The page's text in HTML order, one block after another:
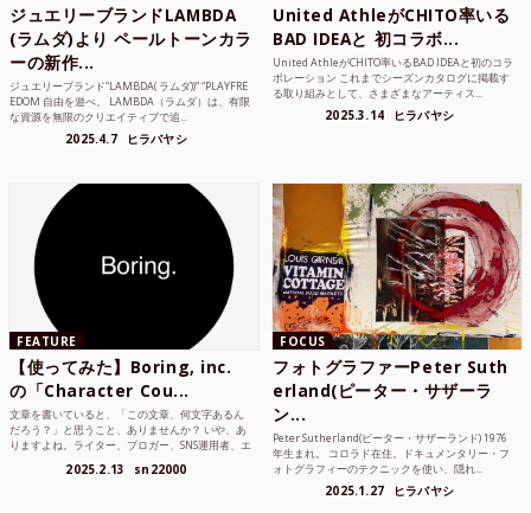
ジュエリーブランドLAMBDA
(ラムダ)より ペールトーンカラ
ーの新作...
ジュエリーブランド“LAMBDA( ラムダ))” “PLAYFRE
EDOM 自由を遊べ。 LAMBDA（ラムダ）は、有限
な資源を無限のクリエイティブで追...
2025.4.7 ヒラバヤシ
United AthleがCHITO率いる
BAD IDEAと 初コラボ...
United AthleがCHITO率いるBAD IDEAと初のコラ
ボレーション これまでシーズンカタログに掲載す
る取り組みとして、さまざまなアーティス...
2025.3.14 ヒラバヤシ
FEATURE
【使ってみた】Boring, inc.
の「Character Cou...
文章を書いていると、「この文章、何文字あるん
だろう？」と思うこと、ありませんか？ いや、あ
りますよね。ライター、ブロガー、SNS運用者、エ
2025.2.13 sn22000
FOCUS
フォトグラファーPeter Suth
erland(ピーター・サザーラ
ン...
Peter Sutherland(ピーター・サザーランド) 1976
年生まれ。 コロラド在住。ドキュメンタリー・フ
ォトグラフィーのテクニックを使い、隠れ...
2025.1.27 ヒラバヤシ